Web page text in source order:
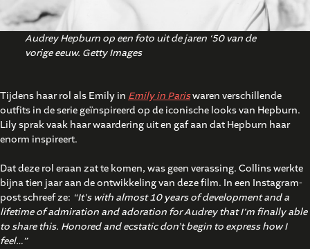
Audrey Hepburn op een foto uit de jaren ‘50 van de
vorige eeuw. Getty Images
Tijdens haar rol als Emily in Emily in Pariswaren verschillende
outfits in de serie geïnspireerd op de iconische looks van Hepburn.
Lily sprak vaak haar waardering uit en gaf aan dat Hepburn haar
enorm inspireert.
Dat deze rol eraan zat te komen, was geen verassing. Collins werkte
bijna tien jaar aan de ontwikkeling van deze film. In een Instagram-
post schreef ze: “It's with almost 10 years of development and a
lifetime of admiration and adoration for Audrey that I’m finally able
to share this. Honored and ecstatic don’t begin to express how I
feel…”